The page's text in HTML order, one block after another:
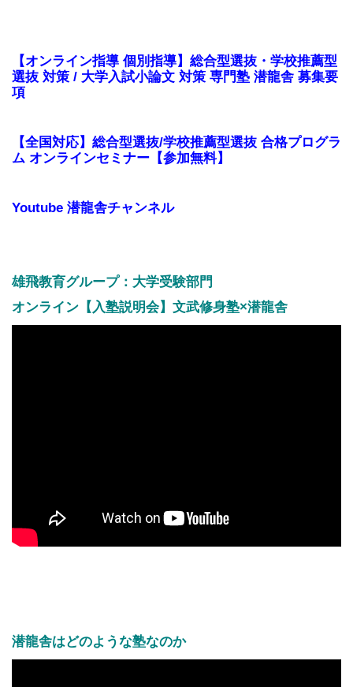
【オンライン指導 個別指導】総合型選抜・学校推薦型
選抜 対策 / 大学入試小論文 対策 専門塾 潜龍舎 募集要
項
【全国対応】総合型選抜/学校推薦型選抜 合格プログラ
ム オンラインセミナー【参加無料】
Youtube 潜龍舎チャンネル
雄飛教育グループ：大学受験部門
オンライン【入塾説明会】文武修身塾×潜龍舎
潜龍舎はどのような塾なのか